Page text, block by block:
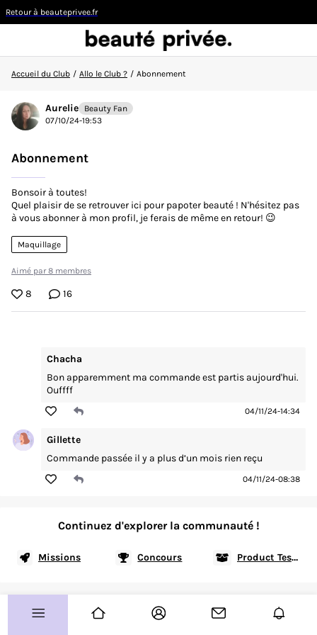
Retour à beauteprivee.fr
Visiteur
👋 Nouvelle sur la communauté ? Découvrez comment
faire vos premiers pas ici !
ACCUEIL DU CLUB
ACTUALITÉS
Routines
Avis produits
Test produits
Plan de site
CGU
Charte Communautaire
Accueil du Club / Allo le Club ? / Abonnement
Aurelie
Beauty Fan
07/10/24-19:53
Abonnement
Bonsoir à toutes!
Quel plaisir de se retrouver ici pour papoter beauté ! N'hésitez pas
à vous abonner à mon profil, je ferais de même en retour! 😉
Maquillage
Aimé par 8 membres
8 16
Chacha
Bon apparemment ma commande est partis aujourd'hui.
Ouffff
04/11/24-14:34
Gillette
Commande passée il y a plus d’un mois rien reçu
04/11/24-08:38
Continuez d'explorer la communauté !
Missions Concours Product Testing